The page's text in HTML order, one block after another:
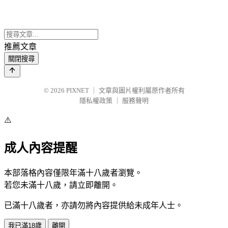
推薦文章
關閉搜尋
© 2026 PIXNET
文章與圖片權利屬原作者所有
隱私權政策
服務聲明
⚠️
成人內容提醒
本部落格內容僅限年滿十八歲者瀏覽。
若您未滿十八歲，請立即離開。
已滿十八歲者，亦請勿將內容提供給未成年人士。
我已滿18歲 離開